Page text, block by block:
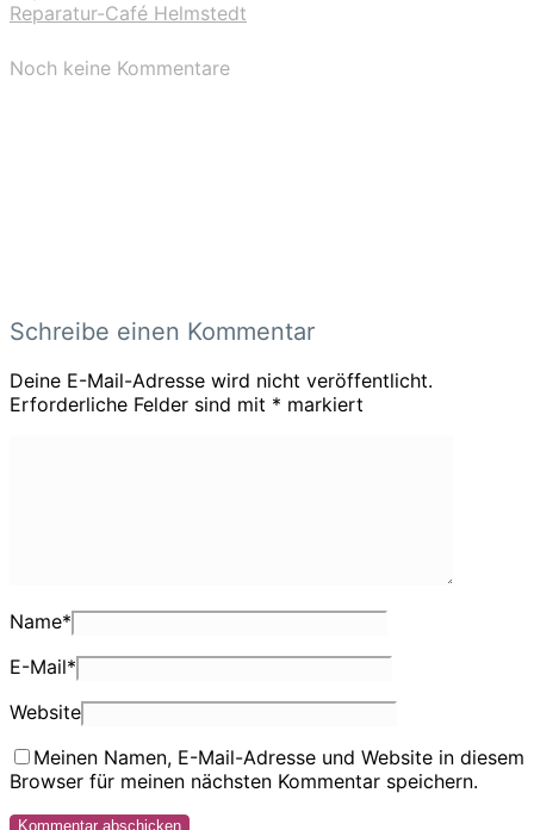
Reparatur-Café Helmstedt
Noch keine Kommentare
Schreibe einen Kommentar
Deine E-Mail-Adresse wird nicht veröffentlicht.
Erforderliche Felder sind mit * markiert
Name*
E-Mail*
Website
Meinen Namen, E-Mail-Adresse und Website in diesem
Browser für meinen nächsten Kommentar speichern.